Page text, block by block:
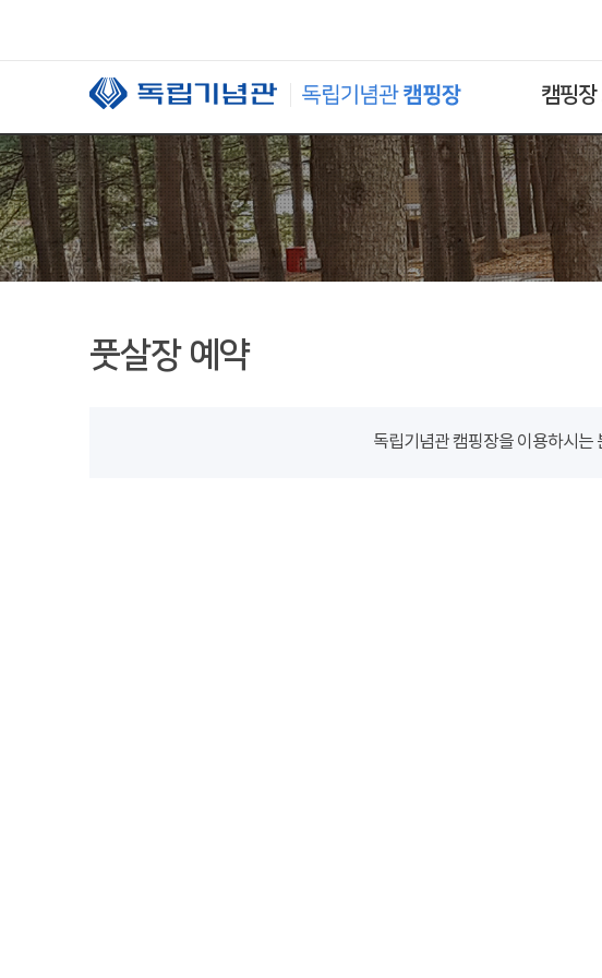
캠핑장
풋살장 예약
독립기념관 캠핑장을 이용하시는